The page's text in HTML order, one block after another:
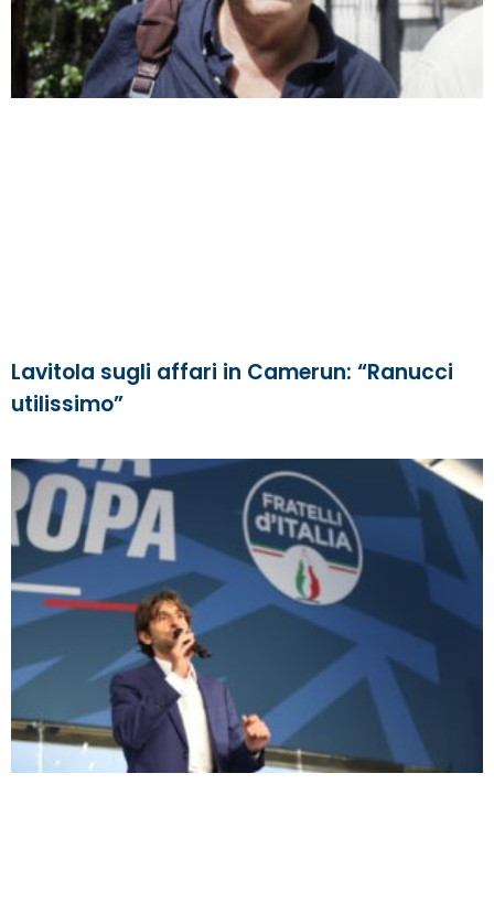
Lavitola sugli affari in Camerun: “Ranucci
utilissimo”